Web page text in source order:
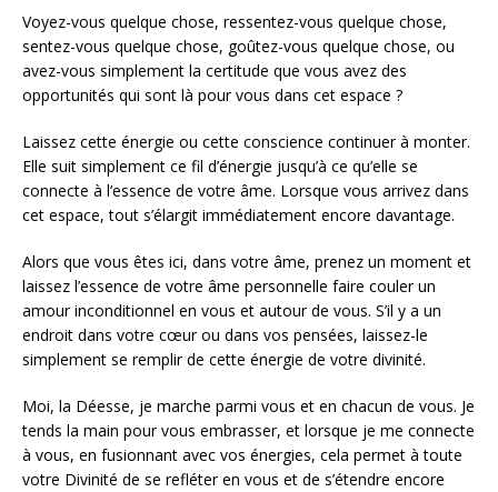
Voyez-vous quelque chose, ressentez-vous quelque chose,
sentez-vous quelque chose, goûtez-vous quelque chose, ou
avez-vous simplement la certitude que vous avez des
opportunités qui sont là pour vous dans cet espace ?
Laissez cette énergie ou cette conscience continuer à monter.
Elle suit simplement ce fil d’énergie jusqu’à ce qu’elle se
connecte à l’essence de votre âme. Lorsque vous arrivez dans
cet espace, tout s’élargit immédiatement encore davantage.
Alors que vous êtes ici, dans votre âme, prenez un moment et
laissez l’essence de votre âme personnelle faire couler un
amour inconditionnel en vous et autour de vous. S’il y a un
endroit dans votre cœur ou dans vos pensées, laissez-le
simplement se remplir de cette énergie de votre divinité.
Moi, la Déesse, je marche parmi vous et en chacun de vous. Je
tends la main pour vous embrasser, et lorsque je me connecte
à vous, en fusionnant avec vos énergies, cela permet à toute
votre Divinité de se refléter en vous et de s’étendre encore